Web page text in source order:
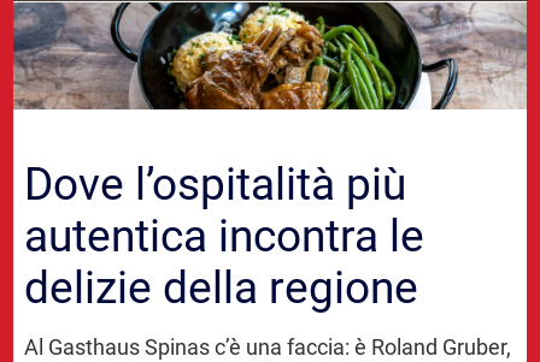
Dove l’ospitalità più
autentica incontra le
delizie della regione
Al Gasthaus Spinas c’è una faccia: è Roland Gruber,